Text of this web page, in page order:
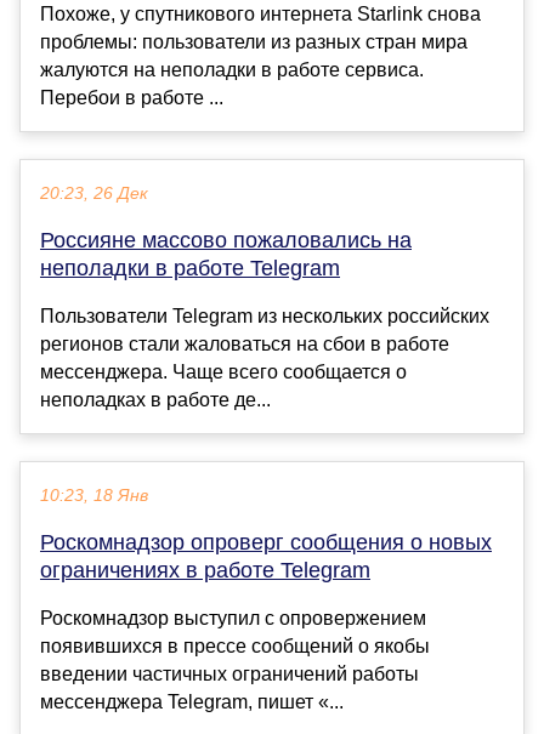
Похоже, у спутникового интернета Starlink снова
проблемы: пользователи из разных стран мира
жалуются на неполадки в работе сервиса.
Перебои в работе ...
20:23, 26 Дек
Россияне массово пожаловались на
неполадки в работе Telegram
Пользователи Telegram из нескольких российских
регионов стали жаловаться на сбои в работе
мессенджера. Чаще всего сообщается о
неполадках в работе де...
10:23, 18 Янв
Роскомнадзор опроверг сообщения о новых
ограничениях в работе Telegram
Роскомнадзор выступил с опровержением
появившихся в прессе сообщений о якобы
введении частичных ограничений работы
мессенджера Telegram, пишет «...